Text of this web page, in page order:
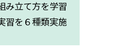
み立て方を学習
習を６種類実施